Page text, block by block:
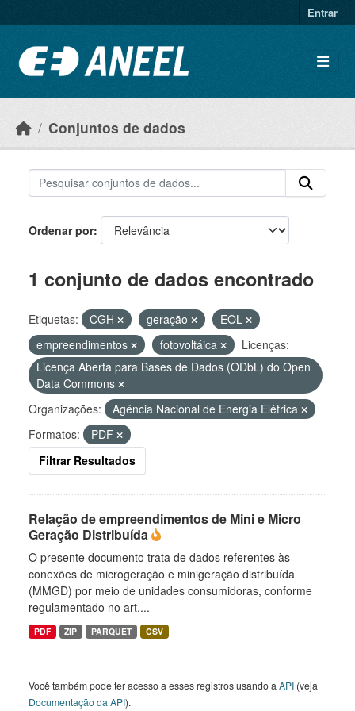
Entrar
Conjuntos de dados
Ordenar por
1 conjunto de dados encontrado
Etiquetas: CGH geração
EOL
empreendimentos
fotovoltáica
Licenças:
Licença Aberta para Bases de Dados (ODbL) do Open
Data Commons
Organizações:
Agência Nacional de Energia Elétrica
Formatos:
PDF
Filtrar Resultados
Relação de empreendimentos de Mini e Micro
Geração Distribuída
O presente documento trata de dados referentes às
conexões de microgeração e minigeração distribuída
(MMGD) por meio de unidades consumidoras, conforme
regulamentado no art....
PDF ZIP PARQUET CSV
Você também pode ter acesso a esses registros usando a API (veja
Documentação da API).